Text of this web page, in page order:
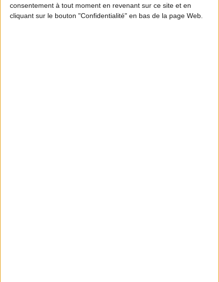
consentement à tout moment en revenant sur ce site et en
cliquant sur le bouton "Confidentialité" en bas de la page Web.